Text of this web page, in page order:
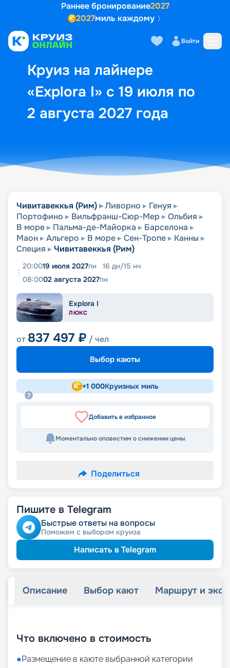
Раннее бронирование2027
2027миль каждому
Войти
Круиз на лайнере
«Explora I» с 19 июля по
2 августа 2027 года
Выбор кают Маршрут и
Чивитавеккья (Рим) Ливорно
Генуя
Портофино
Вильфранш-Сюр-Мер
Ольбия
В море
Пальма-де-Майорка
Барселона
Маон
Альгеро В море Сен-Тропе
Канны
Специя
Чивитавеккья (Рим)
20:0019 июля 2027пн 16 дн/15 нч
08:0002 августа 2027пн
Explora I
ЛЮКС
от 837 497 ₽ / чел
Выбор каюты
+1 000Круизных миль
Добавить в избранное
Моментально оповестим о снижении цены
Поделиться
Пишите в Telegram
Быстрые ответы на вопросы
Поможем с выбором круиза
Написать в Telegram
Описание Выбор кают Маршрут и
Что включено в стоимость
●Размещение в каюте выбранной категории